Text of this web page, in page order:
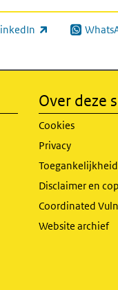
link) (externe
Over deze
Cookies
Privacy
Toegankelijkheid
Disclaimer en
Coordinated
Website archief